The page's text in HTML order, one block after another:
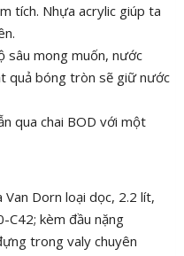
tích. Nhựa acrylic giúp ta
sâu mong muốn, nước
quả bóng tròn sẽ giữ nước
qua chai BOD với một
Dorn loại dọc, 2.2 lít,
C42; kèm đầu nặng
trong valy chuyên